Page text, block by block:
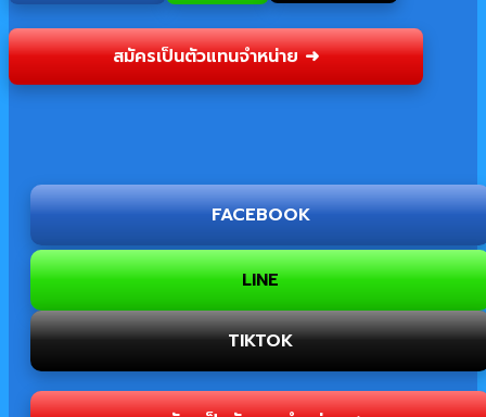
สมัครเป็นตัวแทนจำหน่าย ➜
FACEBOOK
LINE
TIKTOK